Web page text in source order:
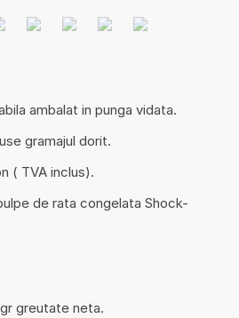
ambalat in punga vidata.
gramajul dorit.
( TVA inclus).
de rata congelata Shock-
greutate neta.